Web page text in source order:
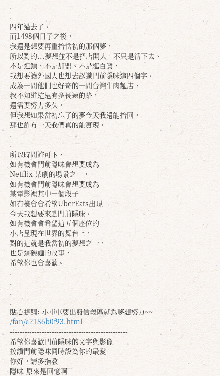
.
.
四年過去了，
而1498個日子之後，
我還是想要再重拾當初的那個夢，
所以對的...夢想並不是把店開大、不只是活下去、
不是連鎖、不是加盟、不是進百貨，
我想要讓外國人也想去認識門前隱味這四個字，
成為一間他們也好奇的一間台灣牛肉麵店，
叔不知道這還有多長遠的路，
還需要努力多久，
但我想如果當初忘了的夢今天我還能拾回，
那也許有一天我們真的能實現，
.
.
所以時間許可下，
如有機會門前隱味會想要成為
Netflix 某劇的場景之一，
如有機會門前隱味會想要成為
某電影裡其中一個段子，
如有機會會希望UberEats出現
今天我想要來點門前隱味，
如有機會會希望這五個座位的
小店呈現在世界的舞台上，
對的這就是我當初的夢想之一，
也是這碗麵的故事，
希望你也會喜歡。
.
.
.
.
貼心提醒: 小車車要出發信義區就為夢想努力~~
/fan/a2186b0f93.html
------------------------------------------------
希望你喜歡門前隱味的文字與影像
按讚門前隱味同時設為你的最愛
你好，請多指教
隱味-原來是回憶啊
確定